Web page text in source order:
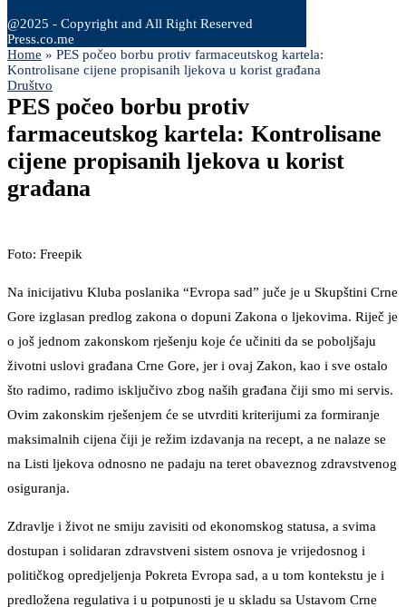
@2025 - Copyright and All Right Reserved
Press.co.me
Home » PES počeo borbu protiv farmaceutskog kartela:
Kontrolisane cijene propisanih ljekova u korist građana
Društvo
PES počeo borbu protiv
farmaceutskog kartela: Kontrolisane
cijene propisanih ljekova u korist
građana
Foto: Freepik
Na inicijativu Kluba poslanika “Evropa sad” juče je u Skupštini Crne
Gore izglasan predlog zakona o dopuni Zakona o ljekovima. Riječ je
o još jednom zakonskom rješenju koje će učiniti da se poboljšaju
životni uslovi građana Crne Gore, jer i ovaj Zakon, kao i sve ostalo
što radimo, radimo isključivo zbog naših građana čiji smo mi servis.
Ovim zakonskim rješenjem će se utvrditi kriterijumi za formiranje
maksimalnih cijena čiji je režim izdavanja na recept, a ne nalaze se
na Listi ljekova odnosno ne padaju na teret obaveznog zdravstvenog
osiguranja.
Zdravlje i život ne smiju zavisiti od ekonomskog statusa, a svima
dostupan i solidaran zdravstveni sistem osnova je vrijedosnog i
političkog opredjeljenja Pokreta Evropa sad, a u tom kontekstu je i
predložena regulativa i u potpunosti je u skladu sa Ustavom Crne